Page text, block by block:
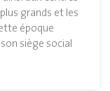
grands et les
époque
siège social